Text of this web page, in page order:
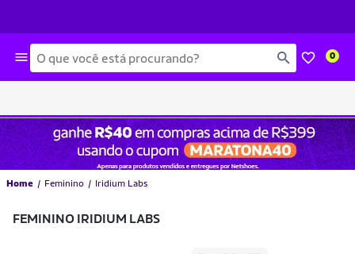
Busca 0
Home Feminino Iridium Labs
FEMININO IRIDIUM LABS